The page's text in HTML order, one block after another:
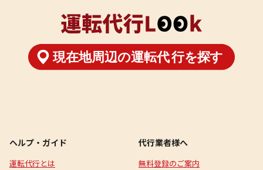
ヘルプ・ガイド
運転代行とは
代行業者様へ
無料登録のご案内